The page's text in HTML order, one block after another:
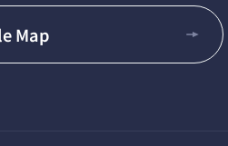
Map